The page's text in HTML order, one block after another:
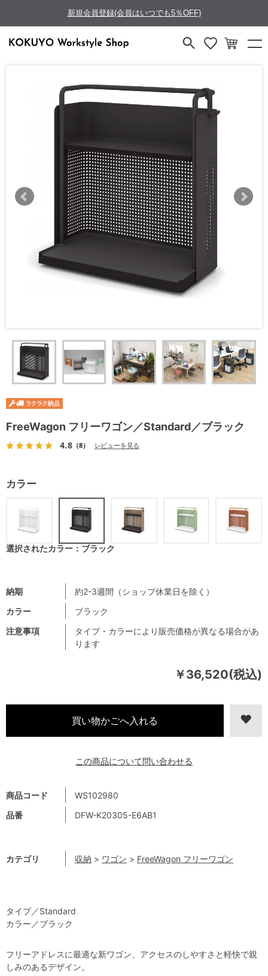
新規会員登録(会員はいつでも5％OFF)
FreeWagon フリーワゴン／Standard／ブラック
4.8（8） レビューを見る
￥36,520(税込)
商品コード
WS102980
品番
DFW-K20305-E6AB1
カテゴリ 収納 > ワゴン > FreeWagon フリーワゴン
注意事項
タイプ・カラーにより販売価格が異なる場合があ
ります
納期
約2-3週間（ショップ休業日を除く）
カラー
ブラック
カラー
選択されたカラー：ブラック
この商品について問い合わせる
タイプ／Standard
カラー／ブラック
フリーアドレスに最適な新ワゴン、アクセスのしやすさと軽快で親
しみのあるデザイン。